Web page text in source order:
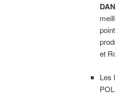
et
Les